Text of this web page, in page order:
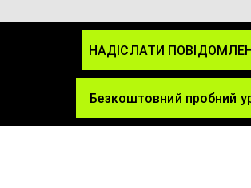
НАДІСЛАТИ
Безкоштовний пробний
Карта сайту Конфіденційність